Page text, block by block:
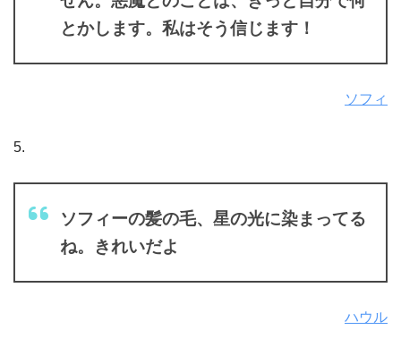
とかします。私はそう信じます！
ソフィ
5.
ソフィーの髪の毛、星の光に染まってる
ね。きれいだよ
ハウル